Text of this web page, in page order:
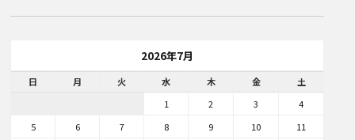
2026年7月
日 月 火 水 木 金
土
1
2 3
4
5
6 7 8 9 10 11